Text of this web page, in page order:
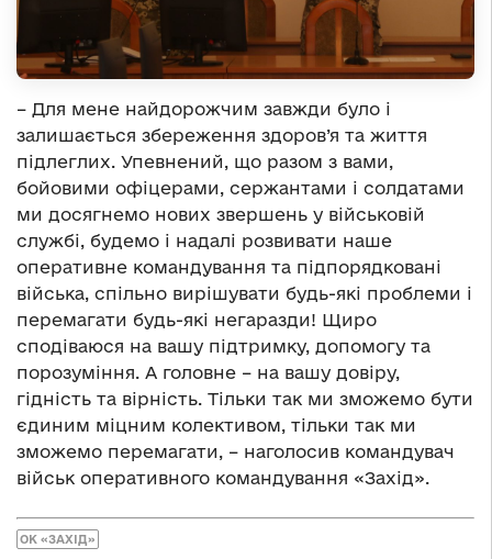
– Для мене найдорожчим завжди було і
залишається збереження здоров’я та життя
підлеглих. Упевнений, що разом з вами,
бойовими офіцерами, сержантами і солдатами
ми досягнемо нових звершень у військовій
службі, будемо і надалі розвивати наше
оперативне командування та підпорядковані
війська, спільно вирішувати будь-які проблеми і
перемагати будь-які негаразди! Щиро
сподіваюся на вашу підтримку, допомогу та
порозуміння. А головне – на вашу довіру,
гідність та вірність. Тільки так ми зможемо бути
єдиним міцним колективом, тільки так ми
зможемо перемагати, – наголосив командувач
військ оперативного командування «Захід».
ОК «ЗАХІД»